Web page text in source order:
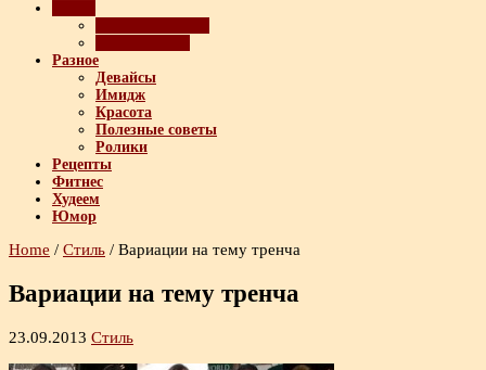
Разное
Девайсы
Имидж
Красота
Полезные советы
Ролики
Рецепты
Фитнес
Худеем
Юмор
Home / Стиль / Вариации на тему тренча
Вариации на тему тренча
23.09.2013 Стиль